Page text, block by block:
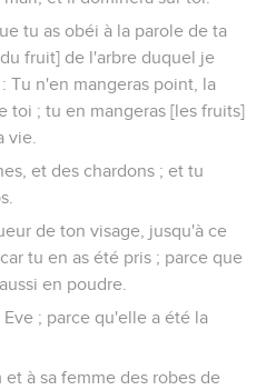
tu as obéi à la parole de ta
fruit] de l'arbre duquel je
Tu n'en mangeras point, la
toi ; tu en mangeras [les fruits]
vie.
et des chardons ; et tu
de ton visage, jusqu'à ce
tu en as été pris ; parce que
en poudre.
; parce qu'elle a été la
à sa femme des robes de